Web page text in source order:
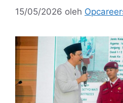
15/05/2026 oleh